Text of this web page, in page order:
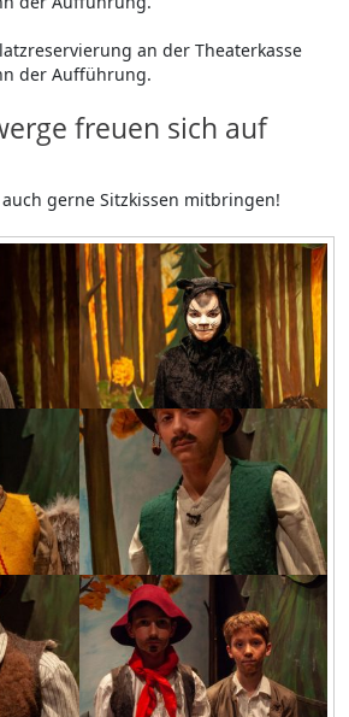
an der Theaterkasse
der Aufführung.
freuen sich auf
gerne Sitzkissen mitbringen!